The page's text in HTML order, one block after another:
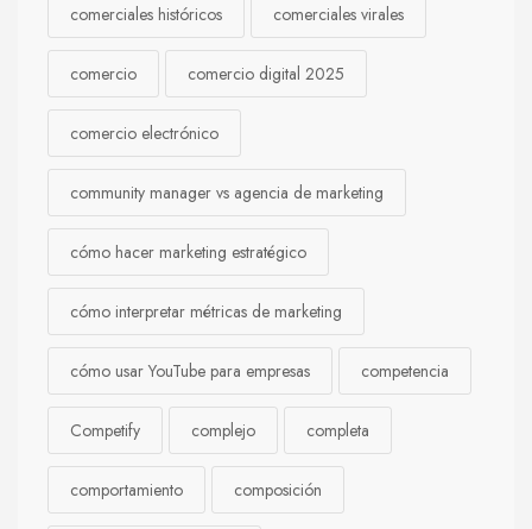
comerciales históricos comerciales virales
comercio comercio digital 2025
comercio electrónico
community manager vs agencia de marketing
cómo hacer marketing estratégico
cómo interpretar métricas de marketing
cómo usar YouTube para empresas competencia
Competify complejo completa
comportamiento composición